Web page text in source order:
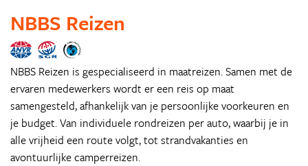
NBBS Reizen
NBBS Reizen is gespecialiseerd in maatreizen. Samen met de
ervaren medewerkers wordt er een reis op maat
samengesteld, afhankelijk van je persoonlijke voorkeuren en
je budget. Van individuele rondreizen per auto, waarbij je in
alle vrijheid een route volgt, tot strandvakanties en
avontuurlijke camperreizen.